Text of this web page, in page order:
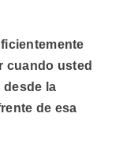
cuando usted
desde la
de esa